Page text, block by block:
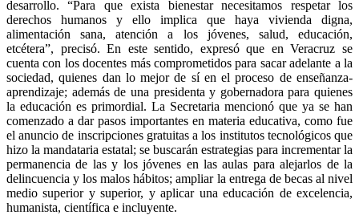
desarrollo. “Para que exista bienestar necesitamos respetar los
derechos humanos y ello implica que haya vivienda digna,
alimentación sana, atención a los jóvenes, salud, educación,
etcétera”, precisó. En este sentido, expresó que en Veracruz se
cuenta con los docentes más comprometidos para sacar adelante a la
sociedad, quienes dan lo mejor de sí en el proceso de enseñanza-
aprendizaje; además de una presidenta y gobernadora para quienes
la educación es primordial. La Secretaria mencionó que ya se han
comenzado a dar pasos importantes en materia educativa, como fue
el anuncio de inscripciones gratuitas a los institutos tecnológicos que
hizo la mandataria estatal; se buscarán estrategias para incrementar la
permanencia de las y los jóvenes en las aulas para alejarlos de la
delincuencia y los malos hábitos; ampliar la entrega de becas al nivel
medio superior y superior, y aplicar una educación de excelencia,
humanista, científica e incluyente.